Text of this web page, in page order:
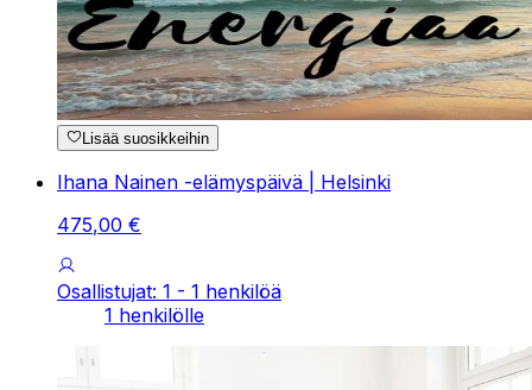
Lisää suosikkeihin
Ihana Nainen -elämyspäivä | Helsinki
475,00 €
Osallistujat: 1 - 1 henkilöä
1 henkilölle